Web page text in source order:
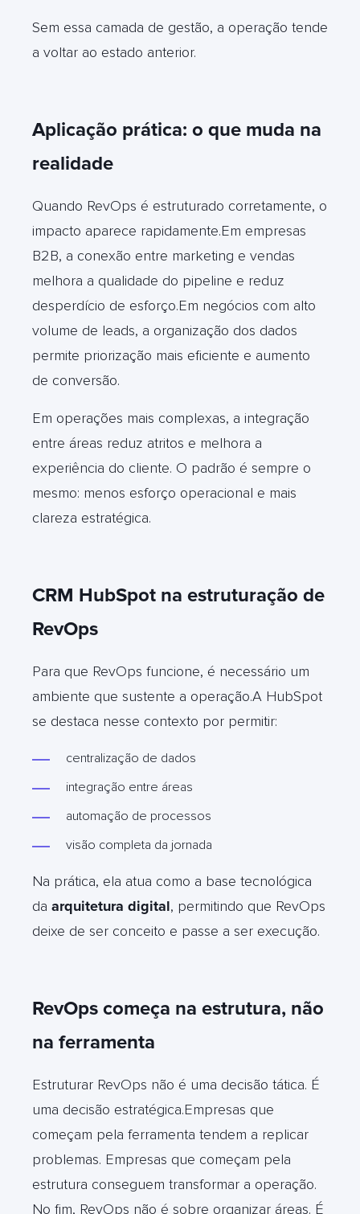
Sem essa camada de gestão, a operação tende
a voltar ao estado anterior.
Aplicação prática: o que muda na
realidade
Quando RevOps é estruturado corretamente, o
impacto aparece rapidamente.Em empresas
B2B, a conexão entre marketing e vendas
melhora a qualidade do pipeline e reduz
desperdício de esforço.Em negócios com alto
volume de leads, a organização dos dados
permite priorização mais eficiente e aumento
de conversão.
Em operações mais complexas, a integração
entre áreas reduz atritos e melhora a
experiência do cliente. O padrão é sempre o
mesmo: menos esforço operacional e mais
clareza estratégica.
CRM HubSpot na estruturação de
RevOps
Para que RevOps funcione, é necessário um
ambiente que sustente a operação.A HubSpot
se destaca nesse contexto por permitir:
centralização de dados
integração entre áreas
automação de processos
visão completa da jornada
Na prática, ela atua como a base tecnológica
da arquitetura digital, permitindo que RevOps
deixe de ser conceito e passe a ser execução.
RevOps começa na estrutura, não
na ferramenta
Estruturar RevOps não é uma decisão tática. É
uma decisão estratégica.Empresas que
começam pela ferramenta tendem a replicar
problemas. Empresas que começam pela
estrutura conseguem transformar a operação.
No fim, RevOps não é sobre organizar áreas. É